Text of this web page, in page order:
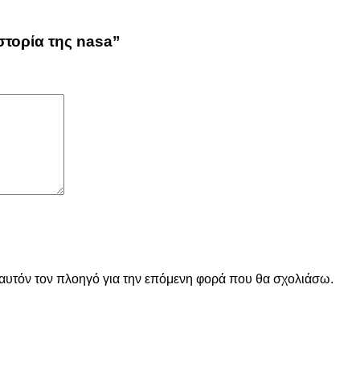
της nasa”
τον πλοηγό για την επόμενη φορά που θα σχολιάσω.